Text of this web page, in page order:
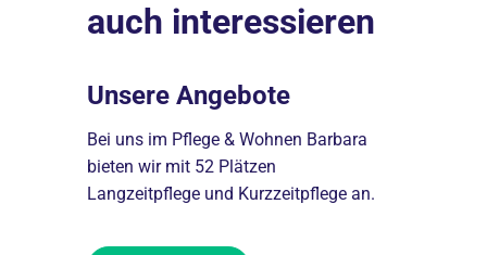
auch interessieren
Unsere Angebote
Bei uns im Pflege & Wohnen Barbara
bieten wir mit 52 Plätzen
Langzeitpflege und Kurzzeitpflege an.